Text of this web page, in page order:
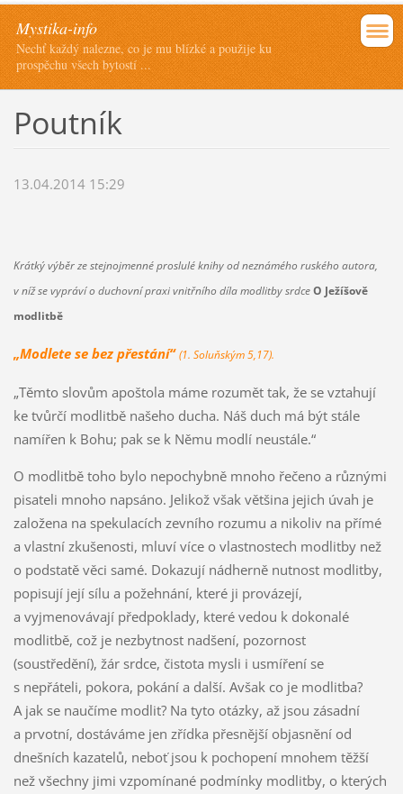
Mystika-info
Nechť každý nalezne, co je mu blízké a použije ku
prospěchu všech bytostí ...
Poutník
13.04.2014 15:29
Krátký výběr ze stejnojmenné proslulé knihy od neznámého ruského autora,
v níž se vypráví o duchovní praxi vnitřního díla modlitby srdceO Ježíšově
modlitbě
„Modlete se bez přestání“(1. Soluňským 5,17).
„Těmto slovům apoštola máme rozumět tak, že se vztahují
ke tvůrčí modlitbě našeho ducha. Náš duch má být stále
namířen k Bohu; pak se k Němu modlí neustále.“
O modlitbě toho bylo nepochybně mnoho řečeno a různými
pisateli mnoho napsáno. Jelikož však většina jejich úvah je
založena na spekulacích zevního rozumu a nikoliv na přímé
a vlastní zkušenosti, mluví více o vlastnostech modlitby než
o podstatě věci samé. Dokazují nádherně nutnost modlitby,
popisují její sílu a požehnání, které ji provázejí,
a vyjmenovávají předpoklady, které vedou k dokonalé
modlitbě, což je nezbytnost nadšení, pozornost
(soustředění), žár srdce, čistota mysli i usmíření se
s nepřáteli, pokora, pokání a další. Avšak co je modlitba?
A jak se naučíme modlit? Na tyto otázky, až jsou zásadní
a prvotní, dostáváme jen zřídka přesnější objasnění od
dnešních kazatelů, neboť jsou k pochopení mnohem těžší
než všechny jimi vzpomínané podmínky modlitby, o kterých